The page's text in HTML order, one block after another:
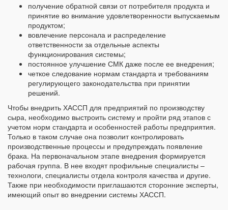
получение обратной связи от потребителя продукта и
принятие во внимание удовлетворенности выпускаемым
продуктом;
вовлечение персонала и распределение
ответственности за отдельные аспекты
функционирования системы;
постоянное улучшение СМК даже после ее внедрения;
четкое следование нормам стандарта и требованиям
регулирующего законодательства при принятии
решений.
Чтобы внедрить ХАССП для предприятий по производству
сыра, необходимо выстроить систему и пройти ряд этапов с
учетом норм стандарта и особенностей работы предприятия.
Только в таком случае она позволит контролировать
производственные процессы и предупреждать появление
брака. На первоначальном этапе внедрения формируется
рабочая группа. В нее входят профильные специалисты –
технологи, специалисты отдела контроля качества и другие.
Также при необходимости приглашаются сторонние эксперты,
имеющий опыт во внедрении системы ХАССП.